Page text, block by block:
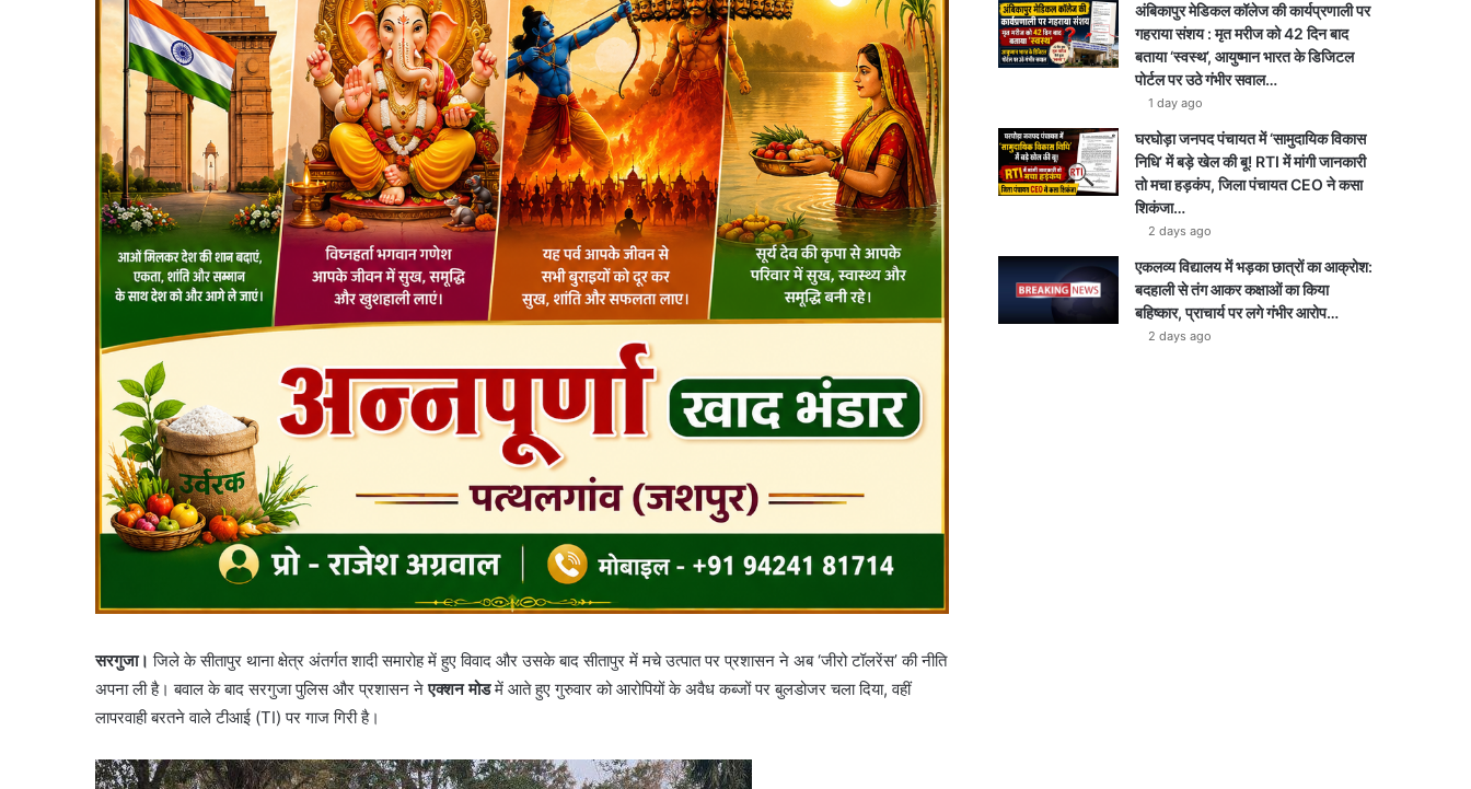
सरगुजा। जिले के सीतापुर थाना क्षेत्र अंतर्गत शादी समारोह में हुए विवाद और उसके बाद सीतापुर में मचे उत्पात पर प्रशासन ने अब ‘जीरो टॉलरेंस’ की नीति
अपना ली है। बवाल के बाद सरगुजा पुलिस और प्रशासन नेएक्शन मोडमें आते हुए गुरुवार को आरोपियों के अवैध कब्जों पर बुलडोजर चला दिया, वहीं
लापरवाही बरतने वाले टीआई (TI) पर गाज गिरी है।
अंबिकापुर मेडिकल कॉलेज की कार्यप्रणाली पर
गहराया संशय : मृत मरीज को 42 दिन बाद
बताया ‘स्वस्थ’, आयुष्मान भारत के डिजिटल
पोर्टल पर उठे गंभीर सवाल…
1 day ago
घरघोड़ा जनपद पंचायत में ‘सामुदायिक विकास
निधि’ में बड़े खेल की बू! RTI में मांगी जानकारी
तो मचा हड़कंप, जिला पंचायत CEO ने कसा
शिकंजा…
2 days ago
एकलव्य विद्यालय में भड़का छात्रों का आक्रोश:
बदहाली से तंग आकर कक्षाओं का किया
बहिष्कार, प्राचार्य पर लगे गंभीर आरोप…
2 days ago